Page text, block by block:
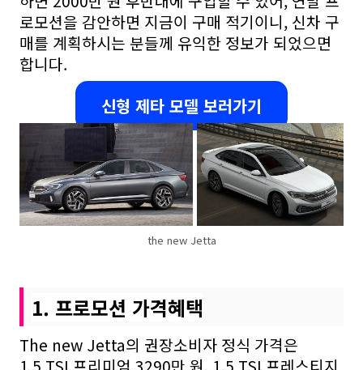
로모션을 감안하면 지금이 구매 적기이니, 신차 구
매를 계획하시는 분들께 유익한 정보가 되었으면
합니다.
신형 제타 모델 보러가기
the new Jetta
1. 프로모션 가격혜택
The new Jetta의 권장소비자 정식 가격은